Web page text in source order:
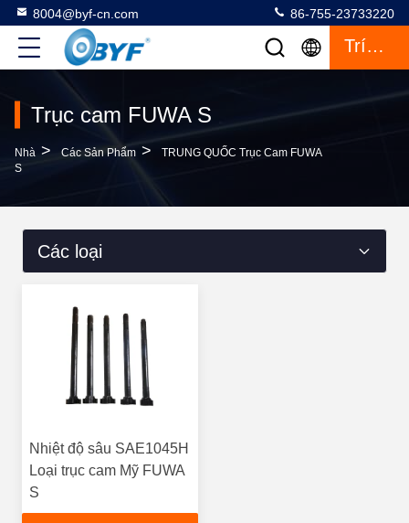
8004@byf-cn.com 86-755-23733220
Trích Dẫn
Trục cam FUWA S
Nhà > Các Sản Phẩm >
TRUNG QUỐC Trục Cam FUWA
S
Các loại
Nhiệt độ sâu SAE1045H
Loại trục cam Mỹ FUWA
S